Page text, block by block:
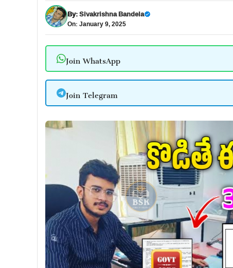
By:Sivakrishna Bandela
On: January 9, 2025
Join WhatsApp
Join Telegram